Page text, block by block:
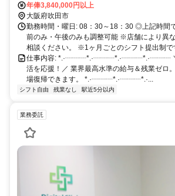
年俸3,840,000円以上
大阪府吹田市
勤務時間・曜日: 08：30～18：30 ◎上記時間
前のみ・午後のみも調整可能 ※店舗により異
相談ください。 ※1ヶ月ごとのシフト提出制
仕事内容: *.·┈┈┈*.·┈┈┈*.·┈┈┈*.·┈┈┈ ＼
活を応援！／ 業界最高水準の給与＆残業ゼロ
場復帰できます。 *.·┈┈┈*.·┈┈┈*.·...
シフト自由 残業なし 駅近5分以内
業務委託